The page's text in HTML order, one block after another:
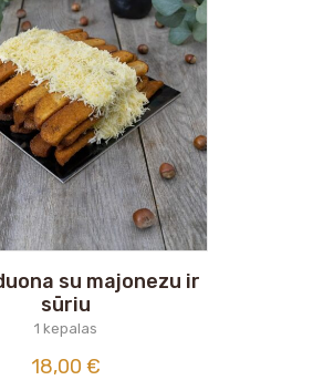
su majonezu ir
sūriu
1 kepalas
18,00 €